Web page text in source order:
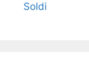
Soldi